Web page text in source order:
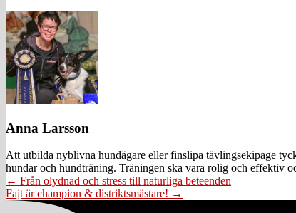
Anna Larsson
Att utbilda nyblivna hundägare eller finslipa tävlingsekipage
hundar och hundträning. Träningen ska vara rolig och effektiv
Posts
navigation
← Från olydnad och stress till naturliga beteenden
Fajt är champion & distriktsmästare! →